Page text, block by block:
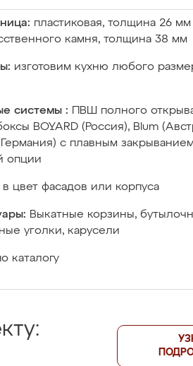
пластиковая, толщина 26
камня, толщина 38 мм
изготовим кухню любого
системы :
ПВШ полного
BOYARD (Россия), Blum
с плавным
опции
в цвет фасадов или корпуса
Выкатные корзины,
уголки, карусели
каталогу